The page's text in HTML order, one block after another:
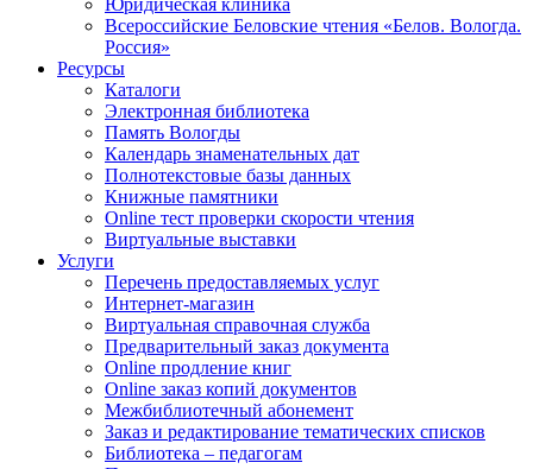
Юридическая клиника
Всероссийские Беловские чтения «Белов. Вологда.
Россия»
Ресурсы
Каталоги
Электронная библиотека
Память Вологды
Календарь знаменательных дат
Полнотекстовые базы данных
Книжные памятники
Online тест проверки скорости чтения
Виртуальные выставки
Услуги
Перечень предоставляемых услуг
Интернет-магазин
Виртуальная справочная служба
Предварительный заказ документа
Online продление книг
Online заказ копий документов
Межбиблиотечный абонемент
Заказ и редактирование тематических списков
Библиотека – педагогам